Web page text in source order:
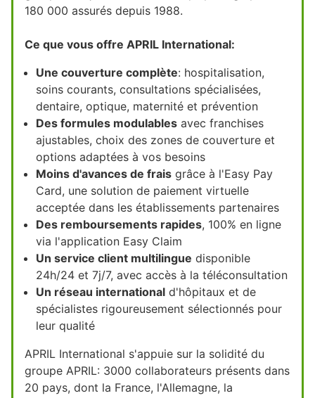
180 000 assurés depuis 1988.
Ce que vous offre APRIL International:
Une couverture complète: hospitalisation,
soins courants, consultations spécialisées,
dentaire, optique, maternité et prévention
Des formules modulables avec franchises
ajustables, choix des zones de couverture et
options adaptées à vos besoins
Moins d'avances de frais grâce à l'Easy Pay
Card, une solution de paiement virtuelle
acceptée dans les établissements partenaires
Des remboursements rapides, 100% en ligne
via l'application Easy Claim
Un service client multilingue disponible
24h/24 et 7j/7, avec accès à la téléconsultation
Un réseau international d'hôpitaux et de
spécialistes rigoureusement sélectionnés pour
leur qualité
APRIL International s'appuie sur la solidité du
groupe APRIL: 3000 collaborateurs présents dans
20 pays, dont la France, l'Allemagne, la